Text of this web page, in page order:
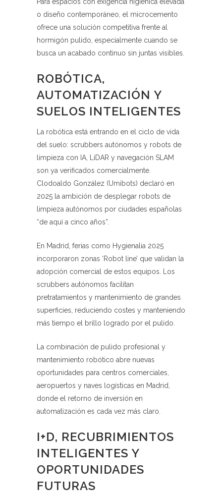
Para espacios con exigencia higiénica elevada
o diseño contemporáneo, el microcemento
ofrece una solución competitiva frente al
hormigón pulido, especialmente cuando se
busca un acabado continuo sin juntas visibles.
ROBÓTICA,
AUTOMATIZACIÓN Y
SUELOS INTELIGENTES
La robótica está entrando en el ciclo de vida
del suelo: scrubbers autónomos y robots de
limpieza con IA, LiDAR y navegación SLAM
son ya verificados comercialmente.
Clodoaldo González (Umibots) declaró en
2025 la ambición de desplegar robots de
limpieza autónomos por ciudades españolas
“de aquí a cinco años”.
En Madrid, ferias como Hygienalia 2025
incorporaron zonas ‘Robot line’ que validan la
adopción comercial de estos equipos. Los
scrubbers autónomos facilitan
pretratamientos y mantenimiento de grandes
superficies, reduciendo costes y manteniendo
más tiempo el brillo logrado por el pulido.
La combinación de pulido profesional y
mantenimiento robótico abre nuevas
oportunidades para centros comerciales,
aeropuertos y naves logísticas en Madrid,
donde el retorno de inversión en
automatización es cada vez más claro.
I+D, RECUBRIMIENTOS
INTELIGENTES Y
OPORTUNIDADES
FUTURAS